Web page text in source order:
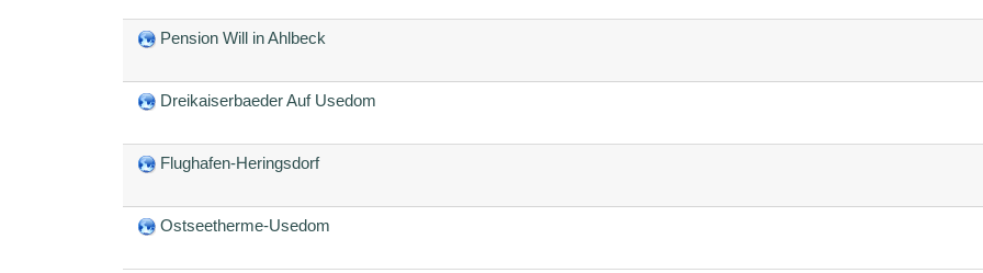
Pension Will in Ahlbeck
Dreikaiserbaeder Auf Usedom
Flughafen-Heringsdorf
Ostseetherme-Usedom